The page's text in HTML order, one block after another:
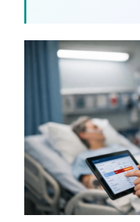
Қазақ тілі
Suomi
Hrvatski
Slovenčina
كوردی‎
پښتو
سنڌي
සිංහල